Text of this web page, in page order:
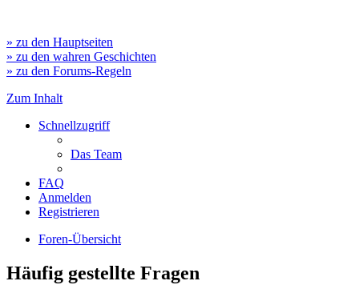
» zu den Hauptseiten
» zu den wahren Geschichten
» zu den Forums-Regeln
Zum Inhalt
Schnellzugriff
Das Team
FAQ
Anmelden
Registrieren
Foren-Übersicht
Häufig gestellte Fragen